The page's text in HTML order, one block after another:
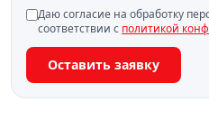
Даю согласие на обработку
соответствии с политикой
Оставить заявку